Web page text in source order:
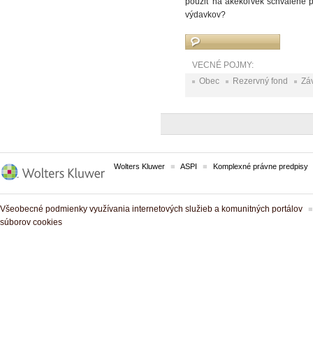
výdavkov?
VECNÉ POJMY:
Obec
Rezervný fond
Wolters Kluwer ASPI Komplexné právne predpisy
Všeobecné podmienky využívania internetových služieb a komunitných portálov
súborov cookies